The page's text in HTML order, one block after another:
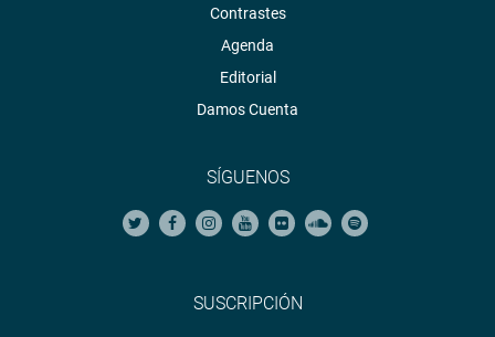
Contrastes
Agenda
Editorial
Damos Cuenta
SÍGUENOS
SUSCRIPCIÓN